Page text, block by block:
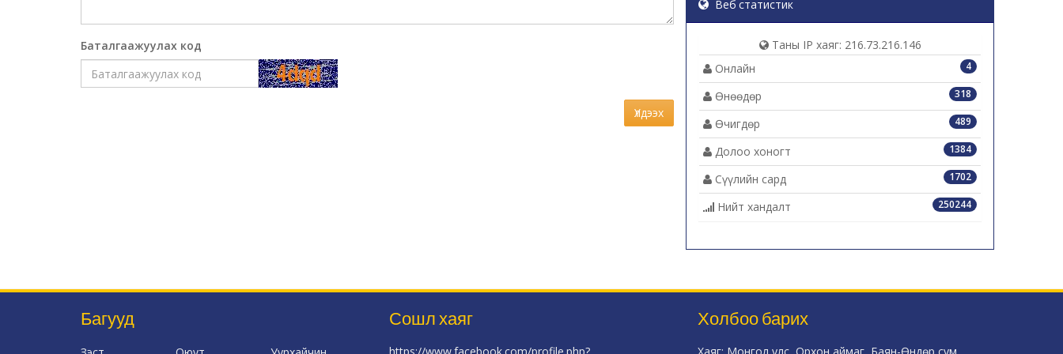
Баталгаажуулах код
Үлдээх
Веб статистик
Таны IP хаяг: 216.73.216.146
4
Онлайн
318
Өнөөдөр
489
Өчигдөр
1384
Долоо хоногт
1702
Сүүлийн сард
250244
Нийт хандалт
Багууд Сошл хаяг Холбоо барих